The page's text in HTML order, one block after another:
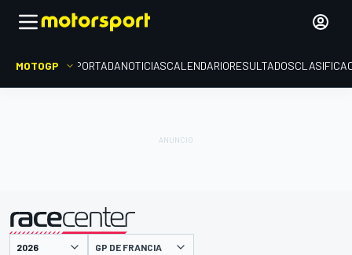
MOTOGP PORTADANOTICIASCALENDARIORESULTADOS
GP DE FRANCIA